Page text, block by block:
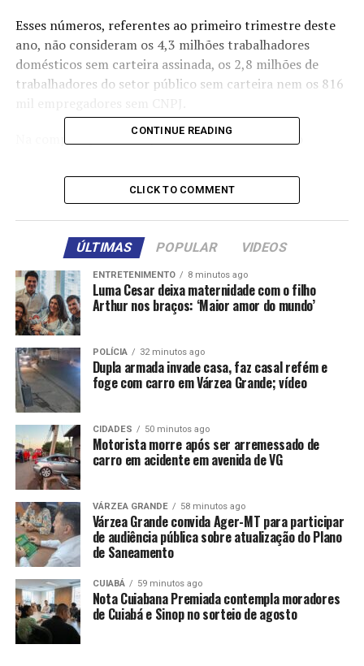
Esses números, referentes ao primeiro trimestre deste
ano, não consideram os 4,3 milhões trabalhadores
domésticos sem carteira assinada, os 2,8 milhões de
trabalhadores do setor público sem carteira nem os 816
Na comparação com o primeiro trimestre do ano
absoluto de autônomos informais e trabalhadores de
setor privado sem carteira (32,3 milhões) quanto na sua
proporção em relação ao total da população ocupada
Em cinco anos, o contingente de trabalhadores
nessas situações cresceu quase 10%, já que, no
primeiro trimestre de 2020, eles somavam 29,7
milhões.
Os dados mostram a dimensão da precarização das
relações de trabalho no país. O enfrentamento ao
subemprego, à informalidade, à terceirização e ao
trabalho intermitente é uma das reivindicações da Pauta
da Classe Trabalhadora, um documento assinado
conjuntamente por oito centrais sindicais e entregue na
última terça-feira (29) ao presidente da República, Luiz
Inácio Lula da Silva.
Uma das faces da precarização das relações entre
empresas e o trabalhador é a chamada
“plataformização do trabalho”, ou seja, o uso de
mão de obra por empresas de internet, sem que haja
qualquer vínculo trabalhista entre eles.
CONTINUE READING
CLICK TO COMMENT
ÚLTIMAS POPULAR VIDEOS
ENTRETENIMENTO 8 minutos ago
Luma Cesar deixa maternidade com o filho
Arthur nos braços: ‘Maior amor do mundo’
POLÍCIA 32 minutos ago
Dupla armada invade casa, faz casal refém e
foge com carro em Várzea Grande; vídeo
CIDADES 50 minutos ago
Motorista morre após ser arremessado de
carro em acidente em avenida de VG
VÁRZEA GRANDE 58 minutos ago
Várzea Grande convida Ager-MT para participar
de audiência pública sobre atualização do Plano
de Saneamento
CUIABÁ 59 minutos ago
Nota Cuiabana Premiada contempla moradores
de Cuiabá e Sinop no sorteio de agosto